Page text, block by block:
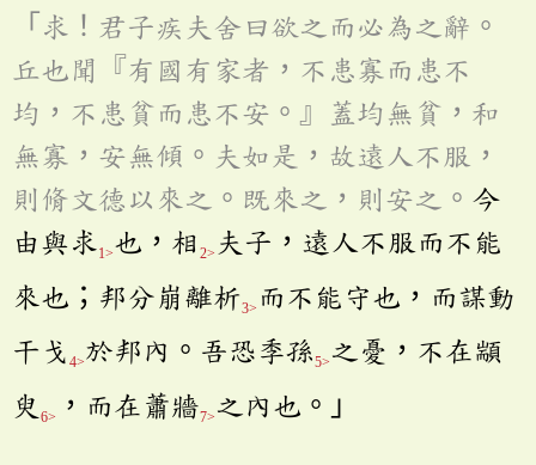
「求！君子疾夫舍曰欲之而必為之辭。
丘也聞『有國有家者，不患寡而患不
均，不患貧而患不安。』蓋均無貧，和
無寡，安無傾。夫如是，故遠人不服，
則脩文德以來之。既來之，則安之。 今
由與求1>也，相 2> 夫子，遠人不服而不能
來也；邦分崩離析3> 而不能守也，而謀動
干戈 4>於邦內。吾恐季孫5> 之憂，不在顓
臾 6> ，而在蕭牆7> 之內也。」